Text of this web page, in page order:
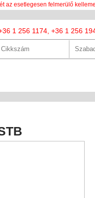
az esetlegesen felmerülő
1 256 1174, +36 1 256